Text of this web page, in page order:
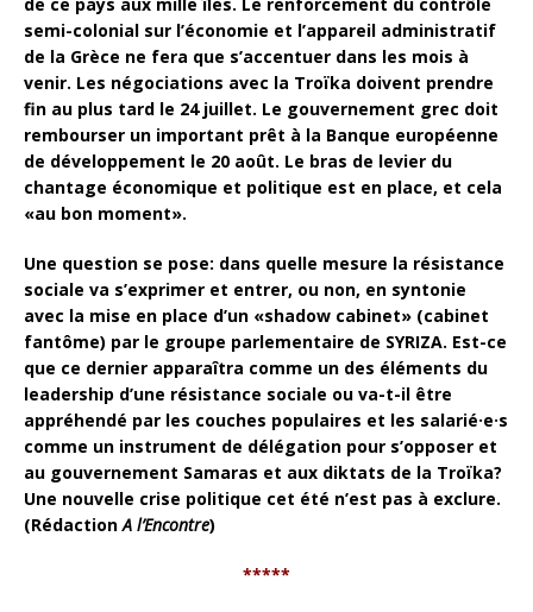
semi-colonial sur l’économie et l’appareil administratif
de la Grèce ne fera que s’accentuer dans les mois à
venir. Les négociations avec la Troïka doivent prendre
fin au plus tard le 24 juillet. Le gouvernement grec doit
rembourser un important prêt à la Banque européenne
de développement le 20 août. Le bras de levier du
chantage économique et politique est en place, et cela
«au bon moment».
Une question se pose: dans quelle mesure la résistance
sociale va s’exprimer et entrer, ou non, en syntonie
avec la mise en place d’un «shadow cabinet» (cabinet
fantôme) par le groupe parlementaire de SYRIZA. Est-ce
que ce dernier apparaîtra comme un des éléments du
leadership d’une résistance sociale ou va-t-il être
appréhendé par les couches populaires et les salarié·e·s
comme un instrument de délégation pour s’opposer et
au gouvernement Samaras et aux diktats de la Troïka?
Une nouvelle crise politique cet été n’est pas à exclure.
(RédactionA l’Encontre)
*****